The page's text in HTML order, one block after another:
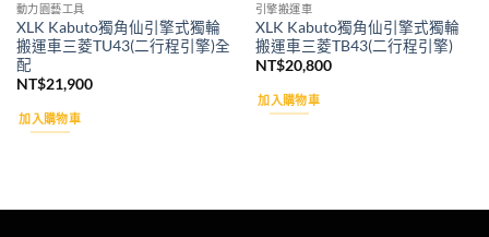
動力園藝工具
XLK Kabuto獨角仙引擎式獨輪
搬運車三菱TU43(二行程引擎)全
配
NT$21,900
加入購物車
引擎搬運車
XLK Kabuto獨角仙引擎式獨輪
搬運車三菱TB43(二行程引擎)
NT$20,800
加入購物車